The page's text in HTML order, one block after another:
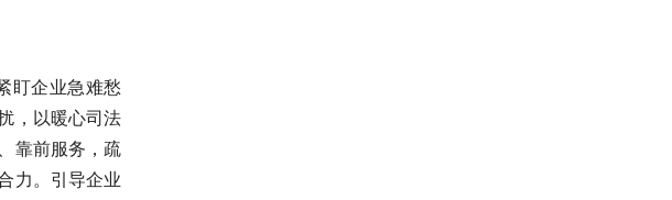
盯企业急难愁
，以暖心司法
靠前服务，疏
力。引导企业